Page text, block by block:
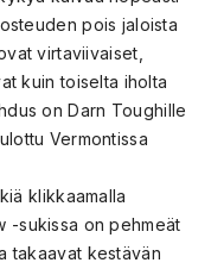
pois jaloista
virtaviivaiset,
kuin toiselta iholta
on Darn Toughille
Vermontissa
klikkaamalla
-sukissa on pehmeät
takaavat kestävän